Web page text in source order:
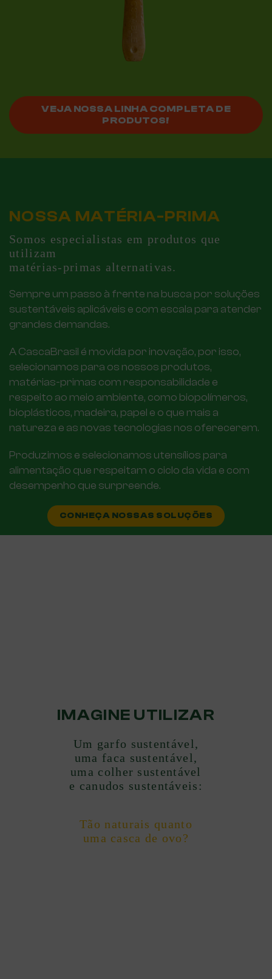
VEJA NOSSA LINHA COMPLETA DE
PRODUTOS!
NOSSA MATÉRIA-PRIMA
Somos especialistas em produtos que
utilizam
matérias-primas alternativas.
Sempre um passo à frente na busca por soluções
sustentáveis aplicáveis e com escala para atender
grandes demandas.
A CascaBrasil é movida por inovação, por isso,
selecionamos para os nossos produtos,
matérias-primas com responsabilidade e
respeito ao meio ambiente, como biopolímeros,
bioplásticos, madeira, papel e o que mais a
natureza e as novas tecnologias nos oferecerem.
Produzimos e selecionamos utensílios para
alimentação que respeitam o ciclo da vida e com
desempenho que surpreende.
CONHEÇA NOSSAS SOLUÇÕES
IMAGINE UTILIZAR
Um garfo sustentável,
uma faca sustentável,
uma colher sustentável
e canudos sustentáveis:
Tão naturais quanto
uma casca de ovo?